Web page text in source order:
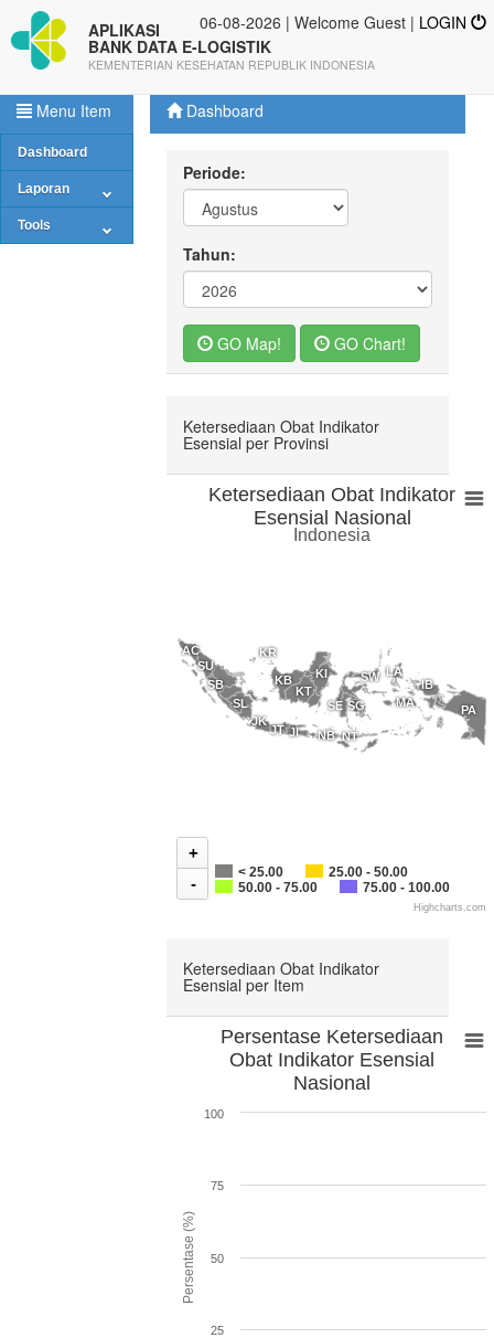
06-08-2026 | Welcome Guest | LOGIN
APLIKASI
BANK DATA E-LOGISTIK
KEMENTERIAN KESEHATAN REPUBLIK INDONESIA
Menu Item
Dashboard
Laporan
Tools
Dashboard
Periode:
Tahun:
GO Map! GO Chart!
Ketersediaan Obat Indikator
Esensial per Provinsi
Ketersediaan Obat Indikator
Esensial Nasional
Indonesia
+
-
AC
KI
JT
KB
JI NT
SE
KR
IB
SU
SW LA
SB
MA
NB
SG
PA
JK
KT
SL
< 25.00
25.00 - 50.00
50.00 - 75.00
75.00 - 100.00
Highcharts.com
Ketersediaan Obat Indikator
Esensial per Item
Persentase (%)
Persentase Ketersediaan
Obat Indikator Esensial
Nasional
25
50
75
100